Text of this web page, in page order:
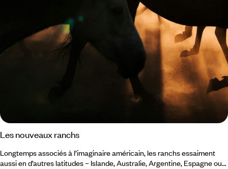
Les nouveaux ranchs
Longtemps associés à l’imaginaire américain, les ranchs essaiment
aussi en d’autres latitudes – Islande, Australie, Argentine, Espagne ou